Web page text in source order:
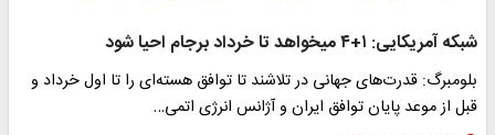
شبکه آمریکایی: ۱+۴ می‎خواهد تا خرداد برجام احیا شود
بلومبرگ: قدرت‌های جهانی در تلاشند تا توافق هسته‌ای را تا اول خرداد و
قبل از موعد پایان توافق ایران و آژانس انرژی اتمی…